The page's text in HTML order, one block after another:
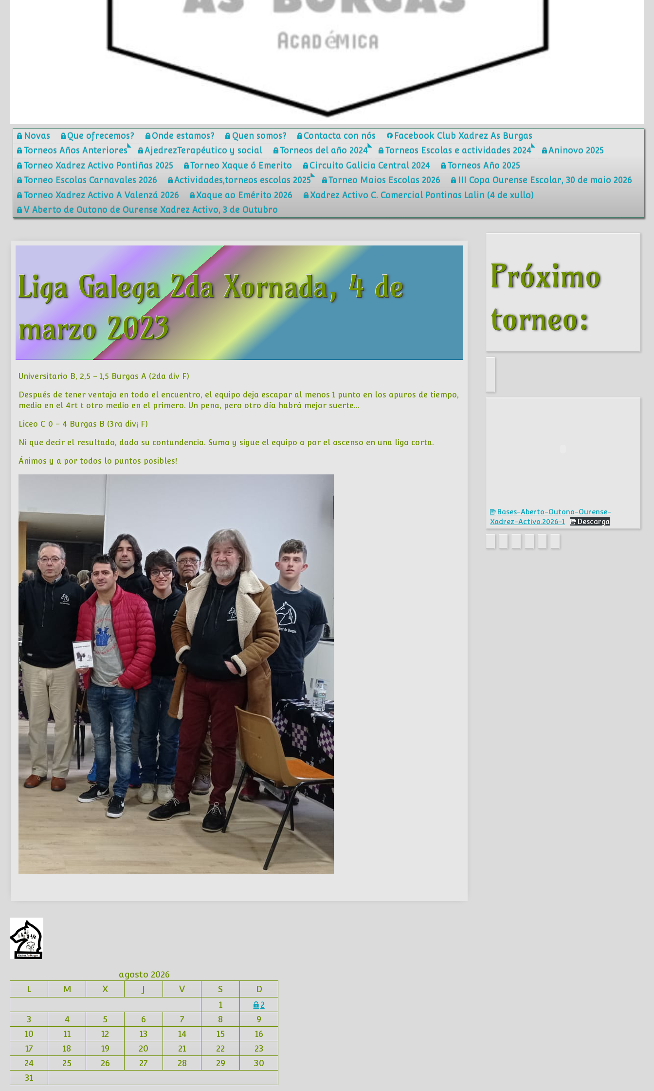
Novas Que ofrecemos? Onde estamos? Quen somos? Contacta con nós
Facebook Club Xadrez As Burgas
Torneos Años Anteriores
AjedrezTerapéutico y social Torneos del año 2024 Torneos Escolas e actividades 2024
Aninovo 2025
Torneo Xadrez Activo Pontiñas 2025
Torneo Xaque ó Emerito Circuito Galicia Central 2024
Torneos Año 2025
Torneo Escolas Carnavales 2026
Actividades,torneos escolas 2025 Torneo Maios Escolas 2026
III Copa Ourense Escolar, 30 de maio 2026
Torneo Xadrez Activo A Valenzá 2026
Xaque ao Emérito 2026
Xadrez Activo C. Comercial Pontinas Lalin (4 de xullo)
V Aberto de Outono de Ourense Xadrez Activo, 3 de Outubro
Liga Galega 2da Xornada, 4 de
marzo 2023
Universitario B, 2,5 – 1,5 Burgas A (2da div F)
Después de tener ventaja en todo el encuentro, el equipo deja escapar al menos 1 punto en los apuros de tiempo,
medio en el 4rt t otro medio en el primero. Un pena, pero otro día habrá mejor suerte…
Liceo C 0 – 4 Burgas B (3ra div¡ F)
Ni que decir el resultado, dado su contundencia. Suma y sigue el equipo a por el ascenso en una liga corta.
Ánimos y a por todos lo puntos posibles!
agosto 2026
L
M X J V S
D
1
2
3
4 5 6 7 8
9
10
11 12 13 14 15
16
17
18 19 20 21 22
23
24
25 26 27 28 29
30
31
Próximo
torneo:
Bases-Aberto-Outono-Ourense-
Xadrez-Activo.2026-1
Descarga